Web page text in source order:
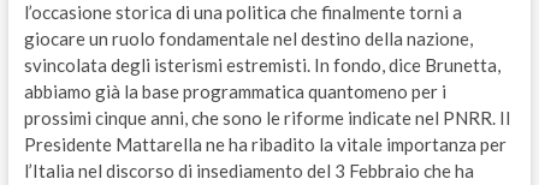
l’occasione storica di una politica che finalmente torni a
giocare un ruolo fondamentale nel destino della nazione,
svincolata degli isterismi estremisti. In fondo, dice Brunetta,
abbiamo già la base programmatica quantomeno per i
prossimi cinque anni, che sono le riforme indicate nel PNRR. Il
Presidente Mattarella ne ha ribadito la vitale importanza per
l’Italia nel discorso di insediamento del 3 Febbraio che ha